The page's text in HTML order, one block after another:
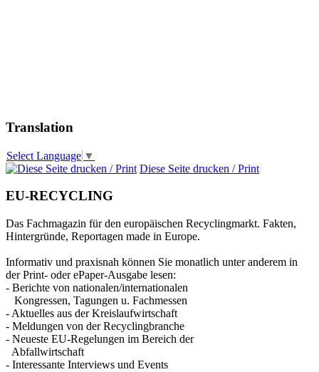
Translation
Select Language ▼
Diese Seite drucken / Print
EU-RECYCLING
Das Fachmagazin für den europäischen Recyclingmarkt. Fakten,
Hintergründe, Reportagen made in Europe.
Informativ und praxisnah können Sie monatlich unter anderem in
der Print- oder ePaper-Ausgabe lesen:
- Berichte von nationalen/internationalen
Kongressen, Tagungen u. Fachmessen
- Aktuelles aus der Kreislaufwirtschaft
- Meldungen von der Recyclingbranche
- Neueste EU-Regelungen im Bereich der
Abfallwirtschaft
- Interessante Interviews und Events